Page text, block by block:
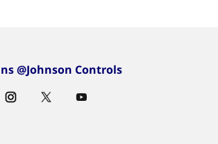
@Johnson Controls